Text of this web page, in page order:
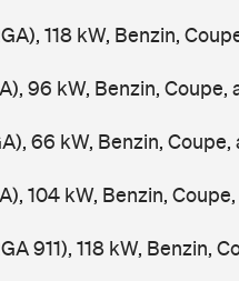
118 kW, Benzin,
96 kW, Benzin, Coupe,
66 kW, Benzin, Coupe,
104 kW, Benzin,
911), 118 kW, Benzin,